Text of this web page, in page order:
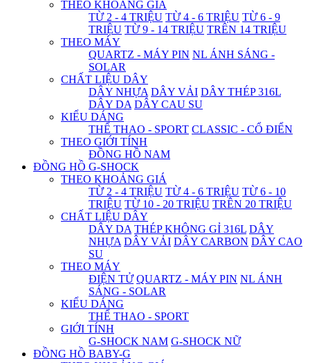
THEO KHOẢNG GIÁ
TỪ 2 - 4 TRIỆU TỪ 4 - 6 TRIỆU TỪ 6 - 9
TRIỆU TỪ 9 - 14 TRIỆU TRÊN 14 TRIỆU
THEO MÁY
QUARTZ - MÁY PIN NL ÁNH SÁNG -
SOLAR
CHẤT LIỆU DÂY
DÂY NHỰA DÂY VẢI DÂY THÉP 316L
DÂY DA DÂY CAU SU
KIỂU DÁNG
THỂ THAO - SPORT CLASSIC - CỔ ĐIỂN
THEO GIỚI TÍNH
ĐỒNG HỒ NAM
ĐỒNG HỒ G-SHOCK
THEO KHOẢNG GIÁ
TỪ 2 - 4 TRIỆU TỪ 4 - 6 TRIỆU TỪ 6 - 10
TRIỆU TỪ 10 - 20 TRIỆU TRÊN 20 TRIỆU
CHẤT LIỆU DÂY
DÂY DA THÉP KHÔNG GỈ 316L DÂY
NHỰA DÂY VẢI DÂY CARBON DÂY CAO
SU
THEO MÁY
ĐIỆN TỬ QUARTZ - MÁY PIN NL ÁNH
SÁNG - SOLAR
KIỂU DÁNG
THỂ THAO - SPORT
GIỚI TÍNH
G-SHOCK NAM G-SHOCK NỮ
ĐỒNG HỒ BABY-G